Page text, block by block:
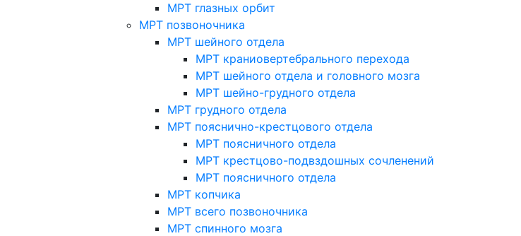
МРТ глазных орбит
МРТ позвоночника
МРТ шейного отдела
МРТ краниовертебрального перехода
МРТ шейного отдела и головного мозга
МРТ шейно-грудного отдела
МРТ грудного отдела
МРТ пояснично-крестцового отдела
МРТ поясничного отдела
МРТ крестцово-подвздошных сочленений
МРТ поясничного отдела
МРТ копчика
МРТ всего позвоночника
МРТ спинного мозга